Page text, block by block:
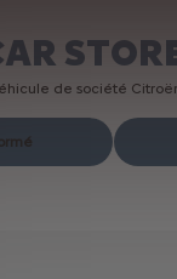
de société